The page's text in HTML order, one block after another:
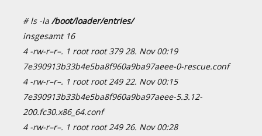
# ls -la/boot/loader/entries/
insgesamt 16
4 -rw-r–r–. 1 root root 379 28. Nov 00:19
7e390913b33b4e5ba8f960a9ba97aeee-0-rescue.conf
4 -rw-r–r–. 1 root root 249 22. Nov 00:15
7e390913b33b4e5ba8f960a9ba97aeee-5.3.12-
200.fc30.x86_64.conf
4 -rw-r–r–. 1 root root 249 26. Nov 00:28